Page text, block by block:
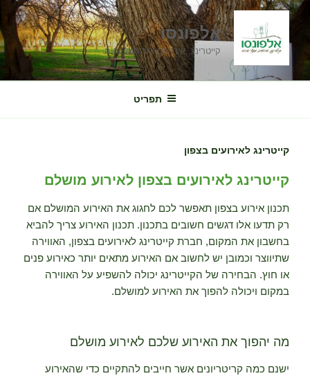
דילוג
לתוכן
אלפונסו
קייטרינג, אירועים וארוחות שטח
תפריט
קייטרינג לאירועים בצפון
קייטרינג לאירועים בצפון לאירוע מושלם
תכנון אירוע בצפון תאפשר לכם לחגוג את האירוע המושלם אם
רק תדעו אלו דגשים חשובים בתכנון. תכנון האירוע צריך להביא
בחשבון את המקום, חברת קייטרינג לאירועים בצפון, האווירה
שתיווצר וכמובן יש לחשוב אם האירוע מתאים יותר כאירוע פנים
או חוץ. הבחירה של הקייטרינג יכולה להשפיע על האווירה
במקום ויכולה להפוך את האירוע למושלם.
מה יהפוך את האירוע שלכם לאירוע מושלם
ישנם כמה קריטריונים אשר חייבים להתקיים כדי שהאירוע